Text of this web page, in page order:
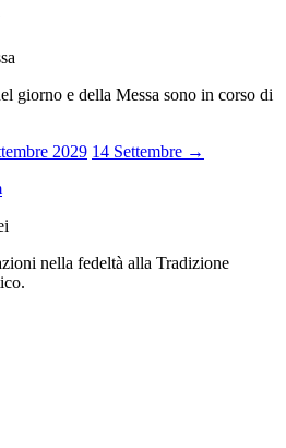
giorno e della Messa sono in corso di
2029 14 Settembre →
nella fedeltà alla Tradizione